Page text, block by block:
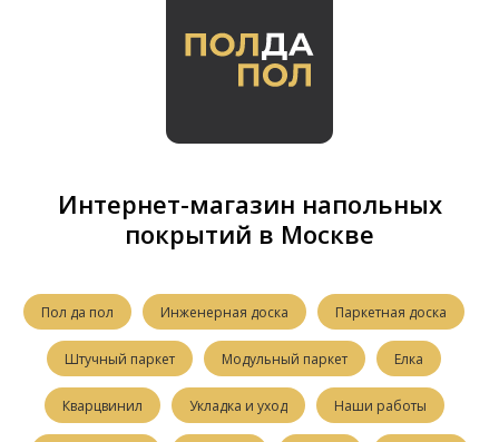
Интернет-магазин напольных
покрытий в Москве
Пол да пол Инженерная доска Паркетная доска
Штучный паркет Модульный паркет Елка
Кварцвинил Укладка и уход Наши работы